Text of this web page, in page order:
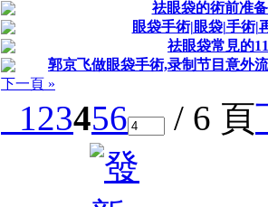
祛眼袋的術前准
眼袋手術|眼袋|手術|
祛眼袋常見的
郭京飞做眼袋手術,录制节目意外
下一頁 »
1 23456 / 6 頁